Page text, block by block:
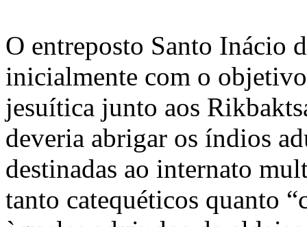
O entreposto Santo Inácio
inicialmente com o
jesuítica junto aos
deveria abrigar os índios
destinadas ao internato
tanto catequéticos quanto